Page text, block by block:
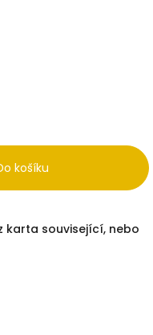
košíku
karta související, nebo